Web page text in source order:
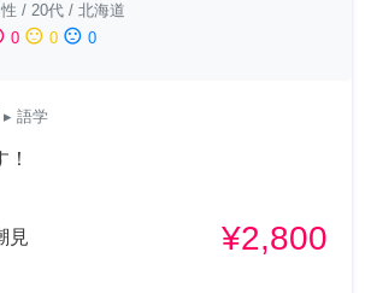
/ 20代 / 北海道
0 sentiment_neutral 0 sentiment_dissatisfied 0
▸ 語学
見 ¥2,800